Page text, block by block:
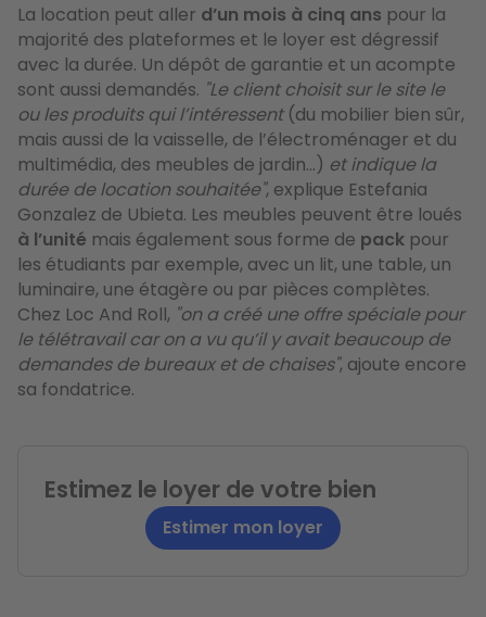
La location peut aller d’un mois à cinq ans pour la
majorité des plateformes et le loyer est dégressif
avec la durée. Un dépôt de garantie et un acompte
sont aussi demandés. "Le client choisit sur le site le
ou les produits qui l’intéressent (du mobilier bien sûr,
mais aussi de la vaisselle, de l’électroménager et du
multimédia, des meubles de jardin…) et indique la
durée de location souhaitée", explique Estefania
Gonzalez de Ubieta. Les meubles peuvent être loués
à l’unité mais également sous forme de pack pour
les étudiants par exemple, avec un lit, une table, un
luminaire, une étagère ou par pièces complètes.
Chez Loc And Roll, "on a créé une offre spéciale pour
le télétravail car on a vu qu’il y avait beaucoup de
demandes de bureaux et de chaises", ajoute encore
sa fondatrice.
Estimez le loyer de votre bien
Estimer mon loyer